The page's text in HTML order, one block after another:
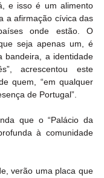
e isso é um alimento
a afirmação cívica das
onde estão. O
seja apenas um, é
bandeira, a identidade
acrescentou este
quem, “em qualquer
de Portugal”.
que o “Palácio da
à comunidade
verão uma placa que